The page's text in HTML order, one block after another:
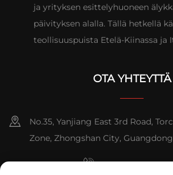
ja yrityksen esittelyhuoneen
päivityksen alalla. Tällä hetkellä
teollisuuspuista Etelä-Kiinassa ja
OTA YHTEYTTÄ
No.35, Yanjiang East 3rd Road,
Zone, Zhongshan City,
+86-